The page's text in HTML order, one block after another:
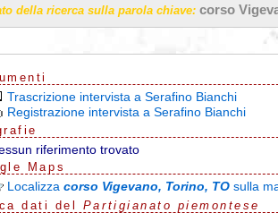
della ricerca sulla parola chiave: corso
Trascrizione intervista a Serafino Bianchi
Registrazione intervista a Serafino Bianchi
riferimento trovato
g e Maps
Localizzacorso Vigevano, Torino, TOsulla
dati del Partigianato piemontese